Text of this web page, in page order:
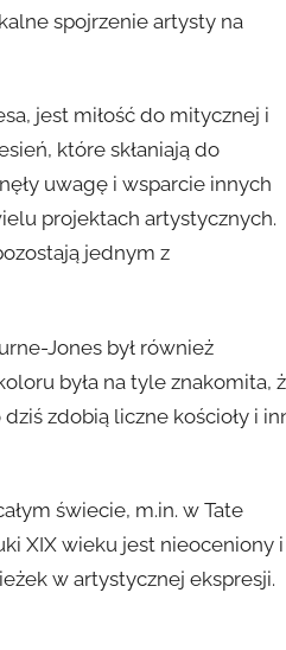
spojrzenie artysty na
jest miłość do mitycznej i
które skłaniają do
uwagę i wsparcie innych
projektach artystycznych.
jednym z
Jones był również
była na tyle znakomita,
zdobią liczne kościoły i
świecie, m.in. w Tate
XIX wieku jest nieoceniony i
w artystycznej ekspresji.